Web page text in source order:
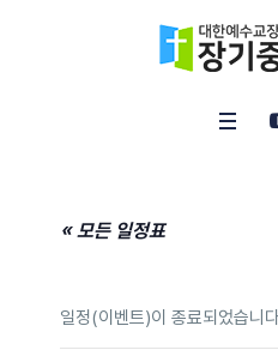
« 모든 일정표
일정(이벤트)이 종료되었습니